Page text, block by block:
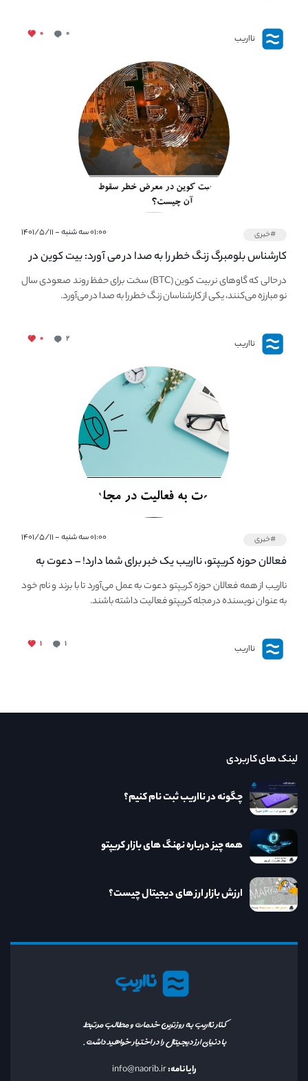
نااریب ۰ ۰
#خبری ۰۱:۰۰ سه شنبه - ۱۴۰۱/۵/۱۱
کارشناس بلومبرگ زنگ خطر را به صدا در می آورد: بیت کوین در
معرض خطر سقوط بزرگ است - دلیل آن چیست؟در حالی که گاوهای نر بیت کوین (BTC) سخت برای حفظ روند صعودی سال
نو مبارزه می‌کنند، یکی از کارشناسان زنگ خطر را به صدا در می‌آورد.
نااریب ۲ ۰
#خبری ۰۱:۰۰ سه شنبه - ۱۴۰۱/۵/۱۱
فعالان حوزه کریپتو، نااریب یک خبر برای شما دارد! – دعوت به
فعالیت در مجله کریپتو
نااریب از همه فعالان حوزه کریپتو دعوت به عمل می‌آورد تا با برند و نام خود
به عنوان نویسنده در مجله کریپتو فعالیت داشته باشند.
نااریب ۱ ۱
نااریب
کنار نااریب به روزترین خدمات و مطالب مرتبط
با دنیای ارز دیجیتال را در اختیار خواهید داشت.
رایانامه:info@naorib.ir
لینک های کاربردی
چگونه در نااریب ثبت نام کنیم؟
همه چیز درباره نهنگ های بازار کریپتو
ارزش بازار ارز های دیجیتال چیست؟